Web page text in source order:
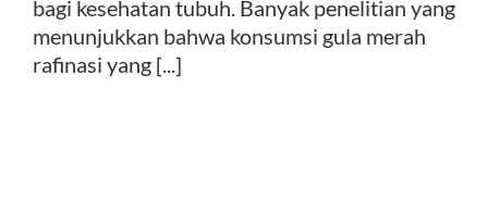
bagi kesehatan tubuh. Banyak penelitian yang
menunjukkan bahwa konsumsi gula merah
rafinasi yang [...]